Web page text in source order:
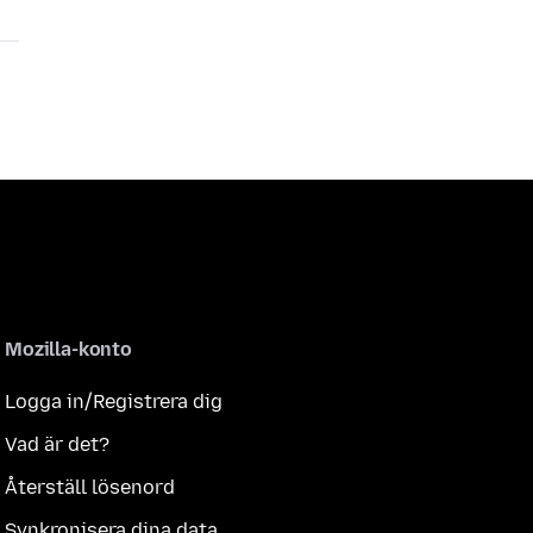
Mozilla-konto
Logga in/Registrera dig
Vad är det?
Återställ lösenord